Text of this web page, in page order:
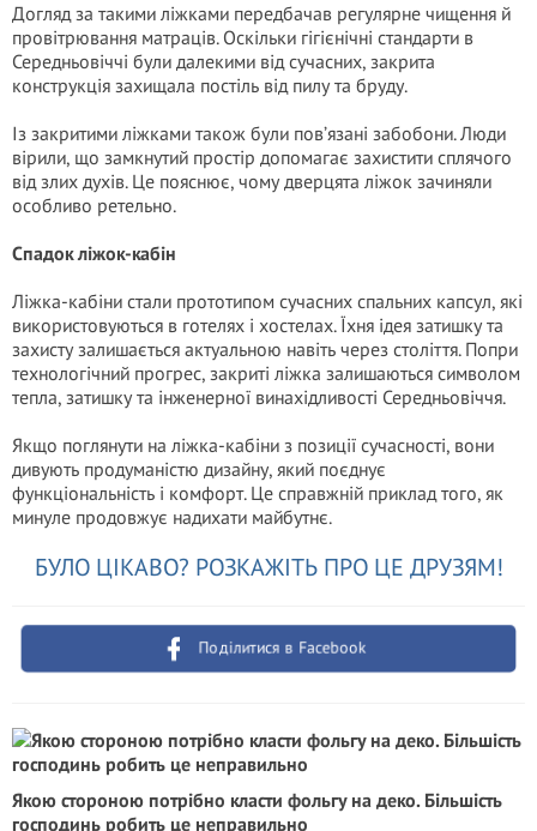
Догляд за такими ліжками передбачав регулярне чищення й
провітрювання матраців. Оскільки гігієнічні стандарти в
Середньовіччі були далекими від сучасних, закрита
конструкція захищала постіль від пилу та бруду.
Із закритими ліжками також були пов’язані забобони. Люди
вірили, що замкнутий простір допомагає захистити сплячого
від злих духів. Це пояснює, чому дверцята ліжок зачиняли
особливо ретельно.
Спадок ліжок-кабін
Ліжка-кабіни стали прототипом сучасних спальних капсул, які
використовуються в готелях і хостелах. Їхня ідея затишку та
захисту залишається актуальною навіть через століття. Попри
технологічний прогрес, закриті ліжка залишаються символом
тепла, затишку та інженерної винахідливості Середньовіччя.
Якщо поглянути на ліжка-кабіни з позиції сучасності, вони
дивують продуманістю дизайну, який поєднує
функціональність і комфорт. Це справжній приклад того, як
минуле продовжує надихати майбутнє.
БУЛО ЦІКАВО? РОЗКАЖІТЬ ПРО ЦЕ ДРУЗЯМ!
Поділитися в Facebook
Якою стороною потрібно класти фольгу на деко. Більшість
господинь робить це неправильно